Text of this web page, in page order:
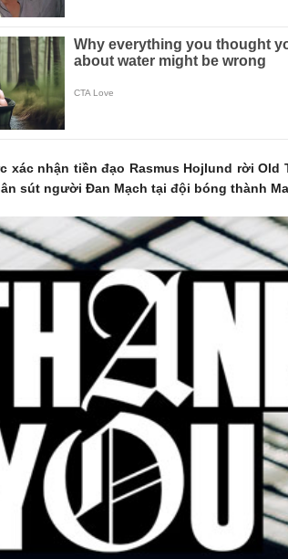
xác nhận tiền đạo Rasmus Hojlund rời
sút người Đan Mạch tại đội bóng thành